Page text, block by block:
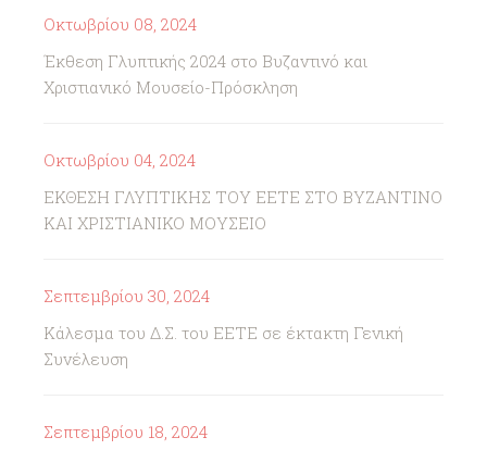
Οκτωβρίου 08, 2024
Έκθεση Γλυπτικής 2024 στο Βυζαντινό και
Χριστιανικό Μουσείο-Πρόσκληση
Οκτωβρίου 04, 2024
ΕΚΘΕΣΗ ΓΛΥΠΤΙΚΗΣ ΤΟΥ ΕΕΤΕ ΣΤΟ ΒΥΖΑΝΤΙΝΟ
ΚΑΙ ΧΡΙΣΤΙΑΝΙΚΟ ΜΟΥΣΕΙΟ
Σεπτεμβρίου 30, 2024
Κάλεσμα του Δ.Σ. του ΕΕΤΕ σε έκτακτη Γενική
Συνέλευση
Σεπτεμβρίου 18, 2024